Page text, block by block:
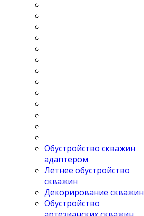
Обустройство скважин
адаптером
Летнее обустройство
скважин
Декорирование скважин
Обустройство